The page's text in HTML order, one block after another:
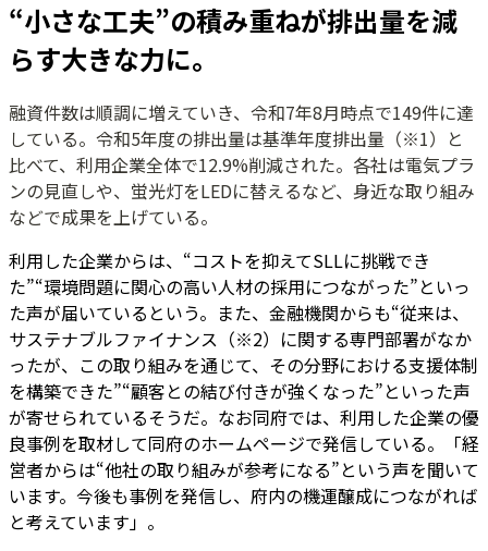
“小さな工夫”の積み重ねが排出量を減
らす大きな力に。
融資件数は順調に増えていき、令和7年8月時点で149件に達
している。令和5年度の排出量は基準年度排出量（※1）と
比べて、利用企業全体で12.9%削減された。各社は電気プラ
ンの見直しや、蛍光灯をLEDに替えるなど、身近な取り組み
などで成果を上げている。
利用した企業からは、“コストを抑えてSLLに挑戦でき
た”“環境問題に関心の高い人材の採用につながった”といっ
た声が届いているという。また、金融機関からも“従来は、
サステナブルファイナンス（※2）に関する専門部署がなか
ったが、この取り組みを通じて、その分野における支援体制
を構築できた”“顧客との結び付きが強くなった”といった声
が寄せられているそうだ。なお同府では、利用した企業の優
良事例を取材して同府のホームページで発信している。「経
営者からは“他社の取り組みが参考になる”という声を聞いて
います。今後も事例を発信し、府内の機運醸成につながれば
と考えています」。